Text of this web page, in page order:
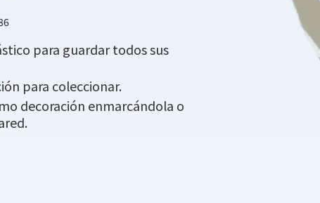
para guardar todos sus
para coleccionar.
decoración enmarcándola o